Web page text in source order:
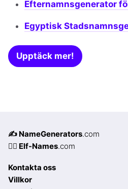
Efternamnsgenerator
Egyptisk
Upptäck mer!
✍️ NameGenerators.com
🧝‍♀️ Elf-Names.com
Kontakta oss
Villkor